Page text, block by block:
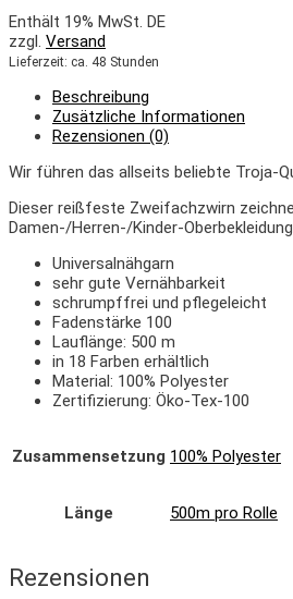
Enthält 19% MwSt. DE
zzgl. Versand
Lieferzeit: ca. 48 Stunden
Beschreibung
Zusätzliche Informationen
Rezensionen (0)
Wir führen das allseits beliebte Troja-
Dieser reißfeste Zweifachzwirn
Damen-/Herren-/Kinder-
Universalnähgarn
sehr gute Vernähbarkeit
schrumpffrei und pflegeleicht
Fadenstärke 100
Lauflänge: 500 m
in 18 Farben erhältlich
Material: 100% Polyester
Zertifizierung: Öko-Tex-100
Zusammensetzung 100% Polyester
Länge 500m pro Rolle
Rezensionen